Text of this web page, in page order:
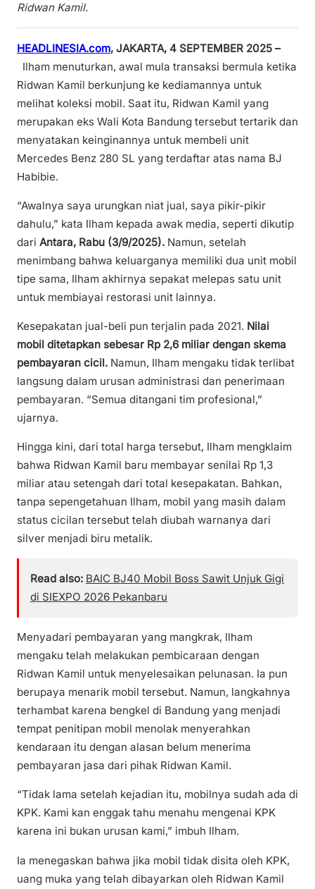
Ridwan Kamil.
HEADLINESIA.com, JAKARTA, 4 SEPTEMBER 2025 –
Ilham menuturkan, awal mula transaksi bermula ketika
Ridwan Kamil berkunjung ke kediamannya untuk
melihat koleksi mobil. Saat itu, Ridwan Kamil yang
merupakan eks Wali Kota Bandung tersebut tertarik dan
menyatakan keinginannya untuk membeli unit
Mercedes Benz 280 SL yang terdaftar atas nama BJ
Habibie.
“Awalnya saya urungkan niat jual, saya pikir-pikir
dahulu,” kata Ilham kepada awak media, seperti dikutip
dari Antara, Rabu (3/9/2025). Namun, setelah
menimbang bahwa keluarganya memiliki dua unit mobil
tipe sama, Ilham akhirnya sepakat melepas satu unit
untuk membiayai restorasi unit lainnya.
Kesepakatan jual-beli pun terjalin pada 2021. Nilai
mobil ditetapkan sebesar Rp 2,6 miliar dengan skema
pembayaran cicil. Namun, Ilham mengaku tidak terlibat
langsung dalam urusan administrasi dan penerimaan
pembayaran. “Semua ditangani tim profesional,”
ujarnya.
Hingga kini, dari total harga tersebut, Ilham mengklaim
bahwa Ridwan Kamil baru membayar senilai Rp 1,3
miliar atau setengah dari total kesepakatan. Bahkan,
tanpa sepengetahuan Ilham, mobil yang masih dalam
status cicilan tersebut telah diubah warnanya dari
silver menjadi biru metalik.
Read also: BAIC BJ40 Mobil Boss Sawit Unjuk Gigi
di SIEXPO 2026 Pekanbaru
Menyadari pembayaran yang mangkrak, Ilham
mengaku telah melakukan pembicaraan dengan
Ridwan Kamil untuk menyelesaikan pelunasan. Ia pun
berupaya menarik mobil tersebut. Namun, langkahnya
terhambat karena bengkel di Bandung yang menjadi
tempat penitipan mobil menolak menyerahkan
kendaraan itu dengan alasan belum menerima
pembayaran jasa dari pihak Ridwan Kamil.
“Tidak lama setelah kejadian itu, mobilnya sudah ada di
KPK. Kami kan enggak tahu menahu mengenai KPK
karena ini bukan urusan kami,” imbuh Ilham.
Ia menegaskan bahwa jika mobil tidak disita oleh KPK,
uang muka yang telah dibayarkan oleh Ridwan Kamil